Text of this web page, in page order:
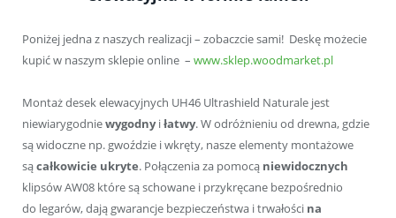
Poniżej jedna z naszych realizacji – zobaczcie sami! Deskę możecie
kupić w naszym sklepie online – www.sklep.woodmarket.pl
Montaż desek elewacyjnych UH46 Ultrashield Naturale jest
niewiarygodniewygodnyiłatwy. W odróżnieniu od drewna, gdzie
są widoczne np. gwoździe i wkręty, nasze elementy montażowe
sącałkowicie ukryte. Połączenia za pomocą niewidocznych
klipsów AW08 które są schowane i przykręcane bezpośrednio
do legarów, dają gwarancje bezpieczeństwa i trwałości na